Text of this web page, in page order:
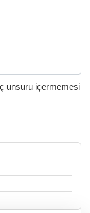
unsuru içermemesi